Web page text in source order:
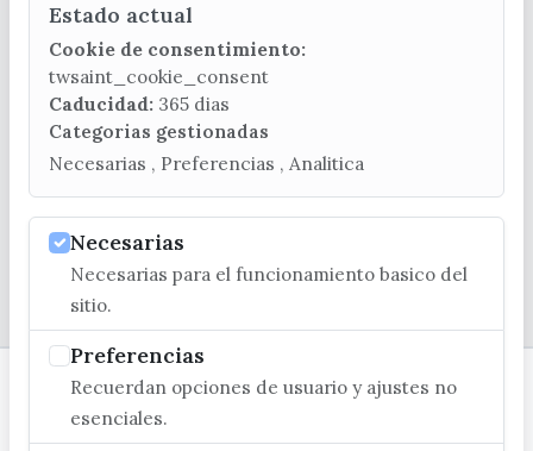
CONTACTA CON LA OFICINA DE TURISMO
(+34) 952 541 104
turismo@velezmalaga.es
C/ Poniente, 2. CP 29740 - Torre del Mar
Estado actual
Cookie de consentimiento:
twsaint_cookie_consent
Caducidad: 365 dias
Categorias gestionadas
Necesarias , Preferencias , Analitica
Necesarias
Necesarias para el funcionamiento basico del
sitio.
Preferencias
Recuerdan opciones de usuario y ajustes no
esenciales.